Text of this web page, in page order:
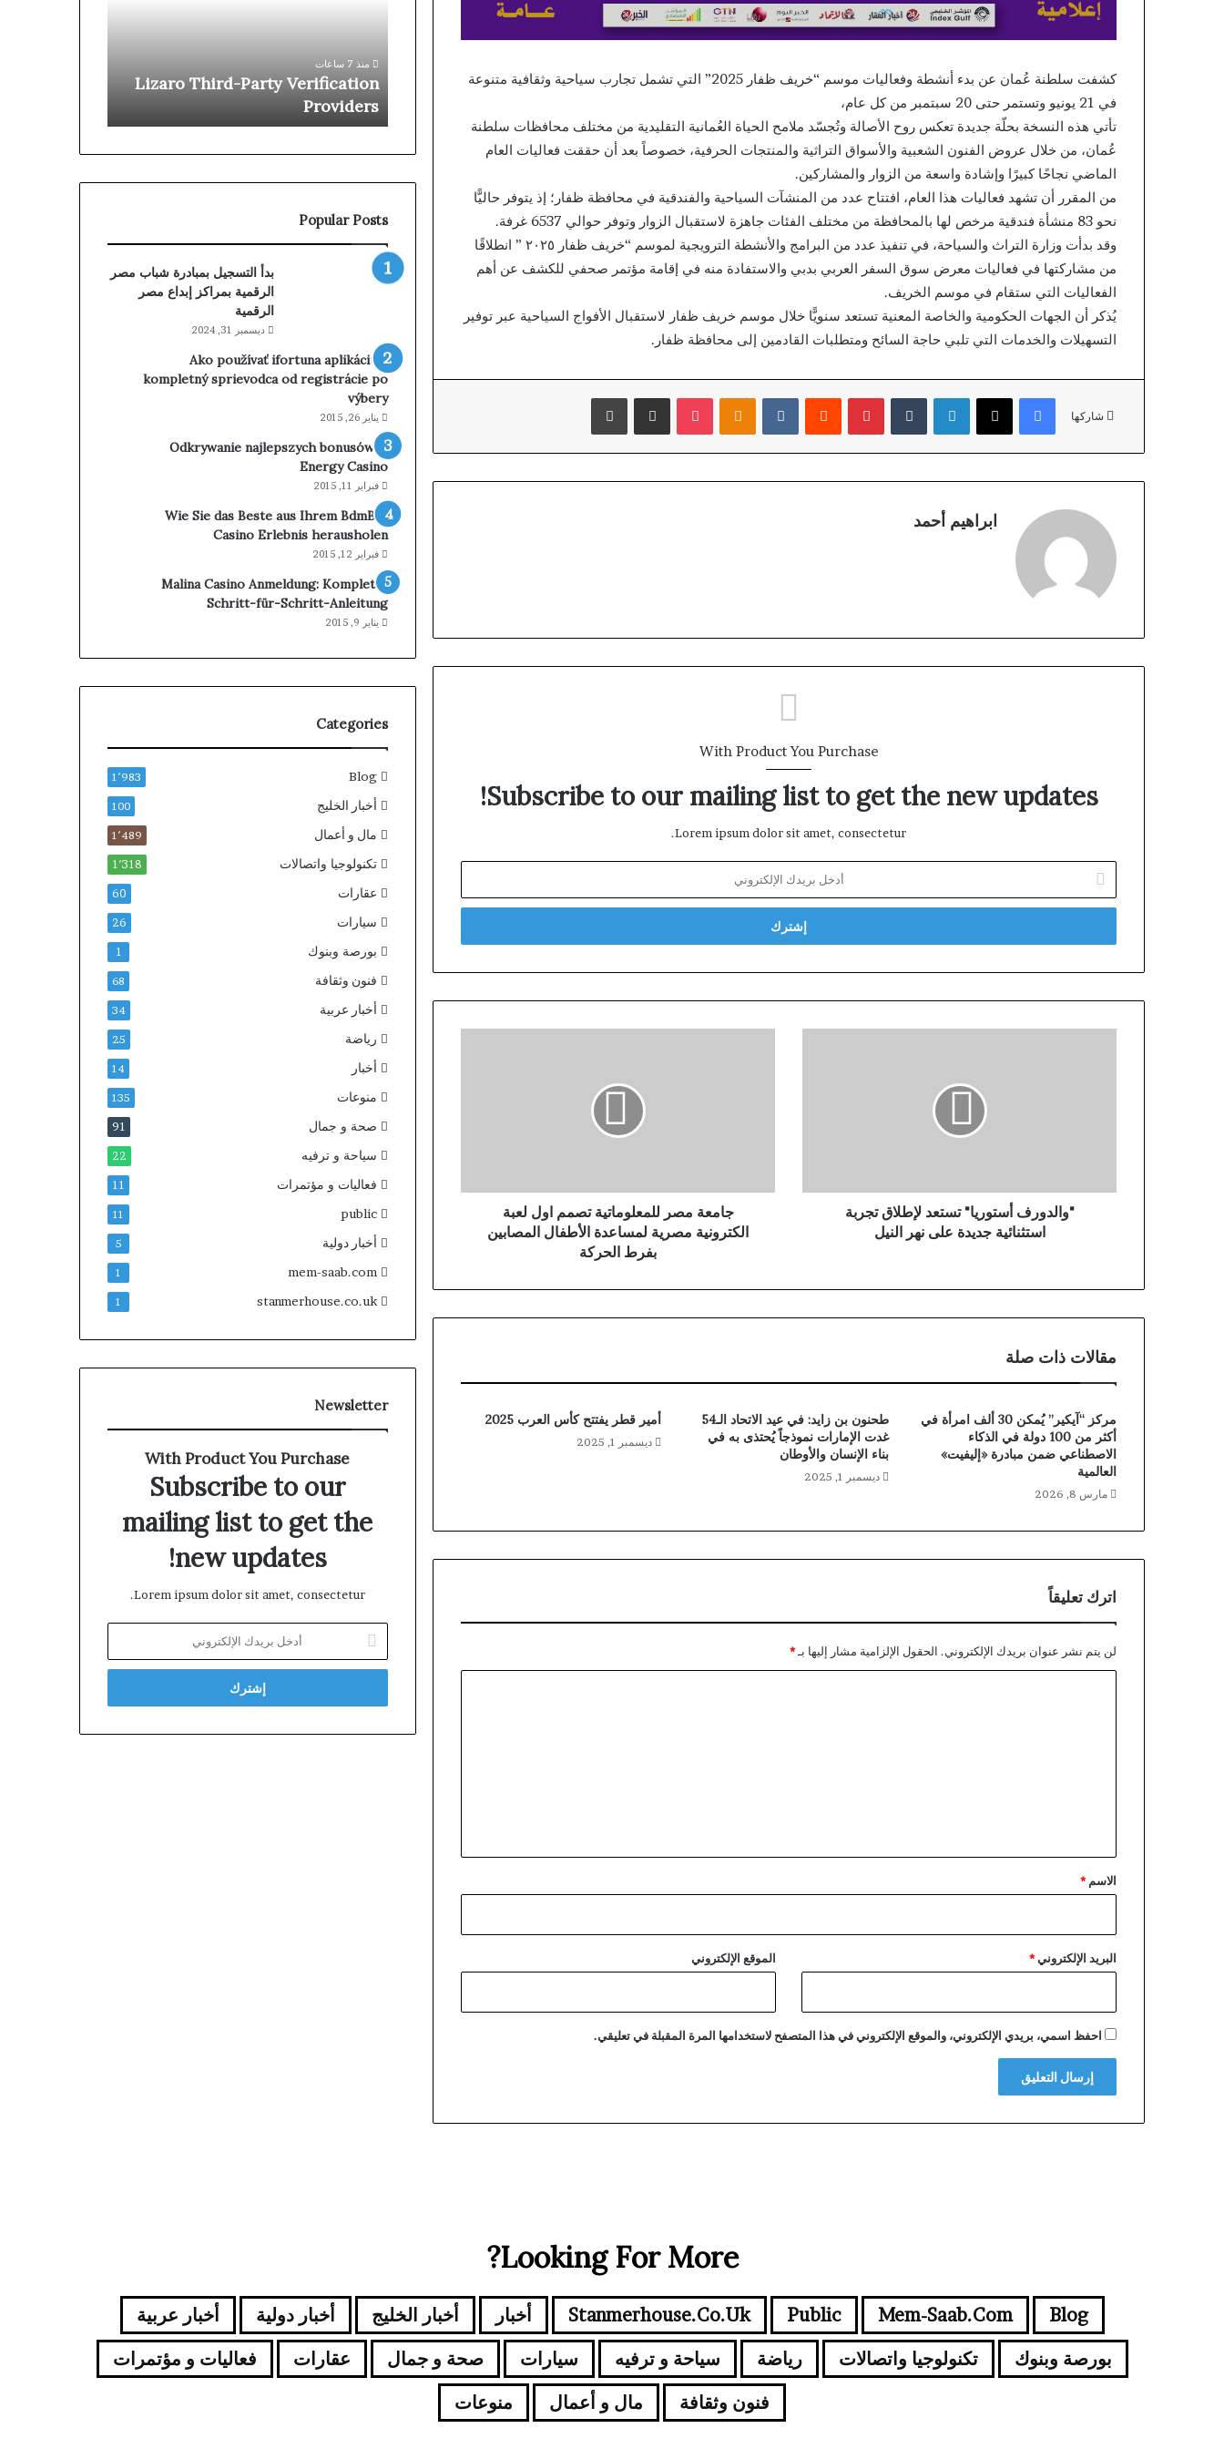
كشفت سلطنة عُمان عن بدء أنشطة وفعاليات موسم “خريف ظفار 2025” التي تشمل تجارب سياحية وثقافية متنوعة
في 21 يونيو وتستمر حتى 20 سبتمبر من كل عام،
تأتي هذه النسخة بحلّة جديدة تعكس روح الأصالة وتُجسّد ملامح الحياة العُمانية التقليدية من مختلف محافظات سلطنة
عُمان، من خلال عروض الفنون الشعبية والأسواق التراثية والمنتجات الحرفية، خصوصاً بعد أن حققت فعاليات العام
الماضي نجاحًا كبيرًا وإشادة واسعة من الزوار والمشاركين.
من المقرر أن تشهد فعاليات هذا العام، افتتاح عدد من المنشآت السياحية والفندقية في محافظة ظفار؛ إذ يتوفر حاليًّا
نحو 83 منشأة فندقية مرخص لها بالمحافظة من مختلف الفئات جاهزة لاستقبال الزوار وتوفر حوالي 6537 غرفة.
وقد بدأت وزارة التراث والسياحة، في تنفيذ عدد من البرامج والأنشطة الترويجية لموسم “خريف ظفار ٢٠٢٥ ” انطلاقًا
من مشاركتها في فعاليات معرض سوق السفر العربي بدبي والاستفادة منه في إقامة مؤتمر صحفي للكشف عن أهم
الفعاليات التي ستقام في موسم الخريف.
يُذكر أن الجهات الحكومية والخاصة المعنية تستعد سنويًّا خلال موسم خريف ظفار لاستقبال الأفواج السياحية عبر توفير
التسهيلات والخدمات التي تلبي حاجة السائح ومتطلبات القادمين إلى محافظة ظفار.
شاركها
فيسبوكX لينكدإن بينتيريست Odnoklassniki
بوكيت مشاركة عبر البريد طباعة
ابراهيم أحمد
With Product You Purchase
Subscribe to our mailing list to get the new updates!
Lorem ipsum dolor sit amet, consectetur.
أدخل
بريدك
الإلكتروني
"والدورف أستوريا" تستعد لإطلاق تجربة
استثنائية جديدة على نهر النيل
جامعة مصر للمعلوماتية تصمم اول لعبة
الكترونية مصرية لمساعدة الأطفال المصابين
بفرط الحركة
مقالات ذات صلة
مركز “آيكير” يُمكن 30 ألف امرأة في
أكثر من 100 دولة في الذكاء
الاصطناعي ضمن مبادرة «إليفيت»
العالمية
مارس 8, 2026
طحنون بن زايد: في عيد الاتحاد الـ54
غدت الإمارات نموذجاً يُحتذى به في
بناء الإنسان والأوطان
ديسمبر 1, 2025
أمير قطر يفتتح كأس العرب 2025
ديسمبر 1, 2025
اترك تعليقاً
لن يتم نشر عنوان بريدك الإلكتروني. الحقول الإلزامية مشار إليها بـ*
*
الاسم *
البريد الإلكتروني* الموقع الإلكتروني
احفظ اسمي، بريدي الإلكتروني، والموقع الإلكتروني في هذا المتصفح لاستخدامها المرة المقبلة في تعليقي.
Coronavirus disease 2019
المفاصل
بمصر..
الجيل
الرابع
من
الروبوتات
لتغيير
المفاصل
منذ 44 دقيقة
بمصر.. «آرثروبوتيك» تُدخل الجيل الرابع
من الروبوتات الجراحية لتغيير المفاصل
تتشاركان
في
منصة
الصحية
الأوسط
وأفريقيا..
«Tour4Cure»
تدعم
رؤية
لتحويل
مصر
للعلاج
والاستشفاء
في تطوير أول منصة للسياحة الصحية
في مصر والشرق الأوسط وأفريقيا..
لتحويل مصر إلى مركز عالمي للعلاج
منذ 7 ساعات
Lizaro Third-Party Verification
Providers
handleiding)
Popular Posts
بدأ التسجيل بمبادرة شباب مصر
الرقمية بمراكز إبداع مصر
الرقمية
ديسمبر 31, 2024
Ako používať ifortuna aplikáciu –
kompletný sprievodca od registrácie po
výbery
يناير 26, 2015
Odkrywanie najlepszych bonusów w
Energy Casino
فبراير 11, 2015
Wie Sie das Beste aus Ihrem BdmBet
Casino Erlebnis herausholen
فبراير 12, 2015
Malina Casino Anmeldung: Komplette
Schritt-für-Schritt-Anleitung
يناير 9, 2015
Categories
Blog 1٬983
أخبار الخليج 100
مال و أعمال 1٬489
تكنولوجيا واتصالات 1٬318
عقارات 60
سيارات 26
بورصة وبنوك 1
فنون وثقافة 68
أخبار عربية 34
رياضة 25
أخبار 14
منوعات 135
صحة و جمال 91
سياحة و ترفيه 22
فعاليات و مؤتمرات 11
public
11
أخبار دولية 5
mem-saab.com
1
stanmerhouse.co.uk
1
Newsletter
With Product You Purchase
Subscribe to our
mailing list to get the
new updates!
Lorem ipsum dolor sit amet, consectetur.
بريدك
الإلكتروني
Looking For More?
Blog
Mem-Saab.com
Public
Stanmerhouse.co.uk أخبار أخبار الخليج أخبار دولية
أخبار عربية
بورصة وبنوك
تكنولوجيا واتصالات رياضة سياحة و ترفيه سيارات صحة و جمال عقارات
فعاليات و مؤتمرات
فنون وثقافة
مال و أعمال منوعات